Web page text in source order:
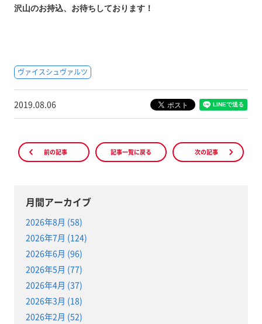
沢山のお持込、お待ちしております！
ヴァイスシュヴァルツ
2019.08.06
前の記事 記事一覧に戻る 次の記事
月間アーカイブ
2026年8月 (58)
2026年7月 (124)
2026年6月 (96)
2026年5月 (77)
2026年4月 (37)
2026年3月 (18)
2026年2月 (52)